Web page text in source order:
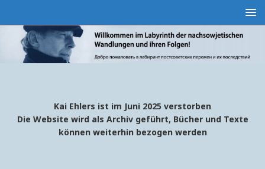
Kai Ehlers ist im Juni 2025 verstorben
Die Website wird als Archiv geführt, Bücher und Texte
können weiterhin bezogen werden